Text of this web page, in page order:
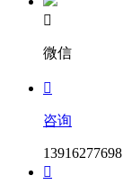

微信

咨询
13916277698
